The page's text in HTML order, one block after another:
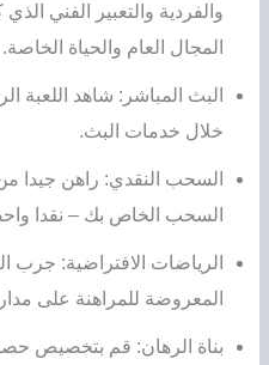
والفردية والتعبير الفني
المجال العام والحياة الخاصة.
البث المباشر: شاهد اللعبة
خلال خدمات البث.
السحب النقدي: راهن جيدا
السحب الخاص بك – نقدا
الرياضات الافتراضية: جرب
المعروضة للمراهنة على
بناة الرهان: قم بتخصيص